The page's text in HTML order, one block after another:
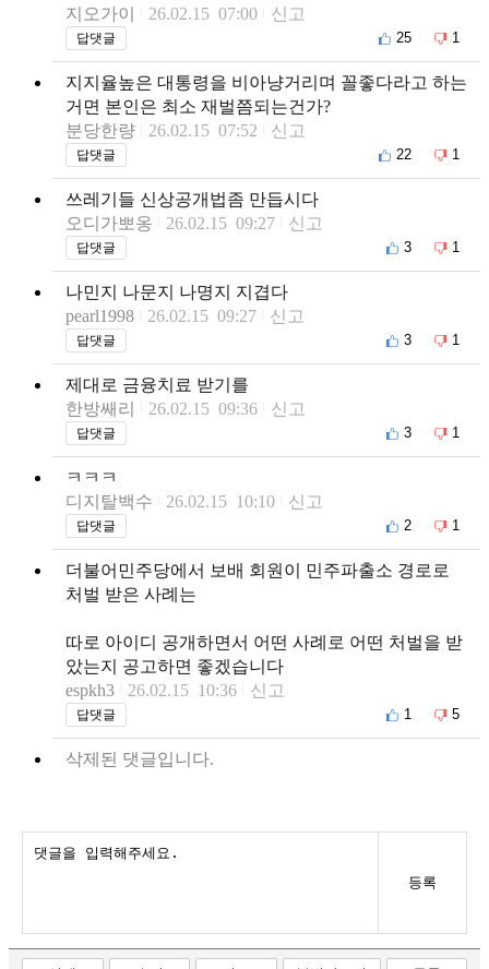
지오가이
26.02.15 07:00 신고
답댓글 25 1
지지율높은 대통령을 비아냥거리며 꼴좋다라고 하는
거면 본인은 최소 재벌쯤되는건가?
분당한량
26.02.15 07:52 신고
답댓글 22 1
쓰레기들 신상공개법좀 만듭시다
오디가뽀옹
26.02.15 09:27 신고
답댓글 3 1
나민지 나문지 나명지 지겹다
pearl1998
26.02.15 09:27 신고
답댓글 3 1
제대로 금융치료 받기를
한방쌔리
26.02.15 09:36 신고
답댓글 3 1
ㅋㅋㅋ
디지탈백수
26.02.15 10:10 신고
답댓글 2 1
더불어민주당에서 보배 회원이 민주파출소 경로로
처벌 받은 사례는
따로 아이디 공개하면서 어떤 사례로 어떤 처벌을 받
았는지 공고하면 좋겠습니다
espkh3
26.02.15 10:36 신고
답댓글 1 5
삭제된 댓글입니다.
등록